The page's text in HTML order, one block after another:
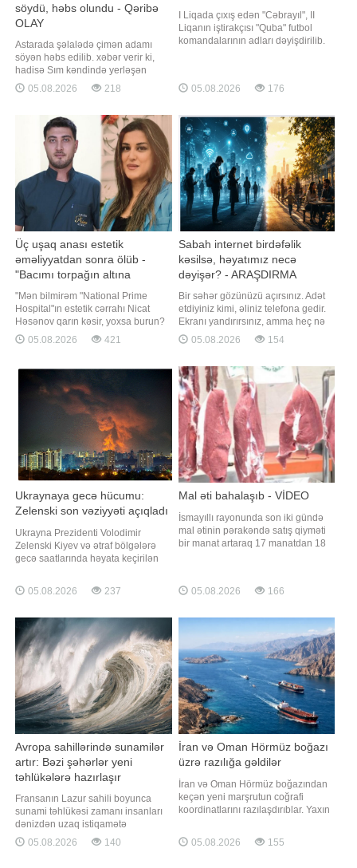
söydü, həbs olundu - Qəribə
OLAY
Astarada şəlalədə çimən adamı
söyən həbs edilib. xəbər verir ki,
hadisə Sım kəndində yerləşən
məşhur Sım şəlaləsində qeydə
alınıb. 40 yaşlı kənd sakini Həmid
olarkən bir nəfərin suda çimdiyini
görüb. Həmid həmin şəxsə ətrafda
evlər olmasını və sudan çıxmasını
bildirib. Qarş
05.08.2026 218
I Liqada çıxış edən "Cəbrayıl", II
Liqanın iştirakçısı "Quba" futbol
komandalarının adları dəyişdirilib.
"Gəncəbasar", "Quba" isə "Hypers"
05.08.2026 176
Üç uşaq anası estetik
əməliyyatdan sonra ölüb -
"Bacımı torpağın altına
qoydu..."
"Mən bilmirəm "National Prime
Hospital"ın estetik cərrahı Nicat
Həsənov qarın kəsir, yoxsa burun?
Onu bilirəm ki, bu həkim 35 yaşlı bir
qadını torpağın altına qoydu. Bu
həkim tərəfindən icra olunan
əməliyyatdan sonra vəfat edən
Nərmin Zeynalovanı
05.08.2026 421
Sabah internet birdəfəlik
kəsilsə, həyatımız necə
dəyişər? - ARAŞDIRMA
Bir səhər gözünüzü açırsınız. Adət
etdiyiniz kimi, əliniz telefona gedir.
Ekranı yandırırsınız, amma heç nə
açılmır. WhatsApp işləmir, Instagram
yenilənmir, bank tətbiqi cavab
internet zəifdir", - deyib modemi
söndürüb-yandırırsınız. Bir neçə
dəqiqə sonr
05.08.2026 154
Ukraynaya gecə hücumu:
Zelenski son vəziyyəti açıqladı
Ukrayna Prezidenti Volodimir
Zelenski Kiyev və ətraf bölgələrə
gecə saatlarında həyata keçirilən
açıqlama verib. xəbər verir ki, o,
bununla bağlı Telegram kanalında
sözlərinə görə, hücum zamanı
Ukrayna ərazisinə 24 ballistik raket,
4 "Tsirkon"
05.08.2026 237
Mal əti bahalaşıb - VİDEO
İsmayıllı rayonunda son iki gündə
mal ətinin pərakəndə satış qiyməti
bir manat artaraq 17 manatdan 18
da ciddi təsir göstərib. Alıcılar da
Onların sözlərin
05.08.2026 166
Avropa sahillərində sunamilər
artır: Bəzi şəhərlər yeni
təhlükələrə hazırlaşır
Fransanın Lazur sahili boyunca
sunami təhlükəsi zamanı insanları
dənizdən uzaq istiqamətə
yönləndirən təxminən 800
xəbərdarlıq nişanı quraşdırılıb.
05.08.2026 140
İran və Oman Hörmüz boğazı
üzrə razılığa gəldilər
İran və Oman Hörmüz boğazından
keçən yeni marşrutun coğrafi
koordinatlarını razılaşdırıblar. Yaxın
bəyanat dərc oluna bilər. TASS-a
istinadən xəbər verir ki, bu barədə
05.08.2026 155